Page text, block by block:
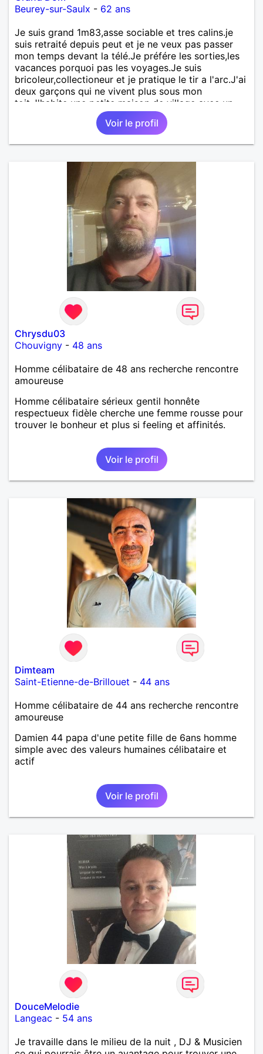
Beurey-sur-Saulx - 62 ans
Je suis grand 1m83,asse sociable et tres calins.je
suis retraité depuis peut et je ne veux pas passer
mon temps devant la télé.Je préfére les sorties,les
vacances porquoi pas les voyages.Je suis
bricoleur,collectioneur et je pratique le tir a l'arc.J'ai
deux garçons qui ne vivent plus sous mon
toit.J'habite une petite maison de village avec un
petit jardin,et je recherche une compagne pour
partager toutes les bonnes choses de la vie.
Voir le profil
Chrysdu03
Chouvigny - 48 ans
Homme célibataire de 48 ans recherche rencontre
amoureuse
Homme célibataire sérieux gentil honnête
respectueux fidèle cherche une femme rousse pour
trouver le bonheur et plus si feeling et affinités.
Voir le profil
Dimteam
Saint-Etienne-de-Brillouet - 44 ans
Homme célibataire de 44 ans recherche rencontre
amoureuse
Damien 44 papa d'une petite fille de 6ans homme
simple avec des valeurs humaines célibataire et
actif
Voir le profil
DouceMelodie
Langeac - 54 ans
Je travaille dans le milieu de la nuit , DJ & Musicien